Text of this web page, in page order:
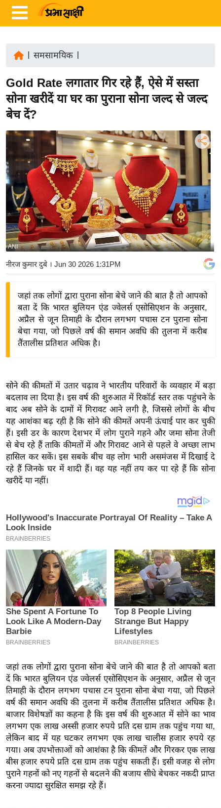
ज़ा
ख
ब
र
ष्ट्री
अं
त
र्रा
ष्ट्री
य
बि
ज़
ने
द्यो
वि
शे
ष
ज्ञ
रा
य
ब
ज
ट
ल
क्रि
के
ट
I
P
L
2
0
2
क्रा
इ
म
ई
-
पे
प
र
मि
सा
समसामयिक
Gold Rate लगातार गिर रहे हैं, ऐसे में सस्ता
सोना खरीदें या घर का पुराना सोना जल्द से जल्द
बेच दें?
ANI
नीरज कुमार दुबे । Jun 30 2026 1:31PM
जहां तक लोगों द्वारा पुराना सोना बेचे जाने की बात है तो आपको
बता दें कि भारत बुलियन एंड ज्वेलर्स एसोसिएशन के अनुसार,
अप्रैल से जून तिमाही के दौरान लगभग पचास टन पुराना सोना
बेचा गया, जो पिछले वर्ष की समान अवधि की तुलना में करीब
तैंतालीस प्रतिशत अधिक है।
सोने की कीमतों में उतार चढ़ाव ने भारतीय परिवारों के व्यवहार में बड़ा
बदलाव ला दिया है। इस वर्ष की शुरुआत में रिकॉर्ड स्तर तक पहुंचने के
बाद अब सोने के दामों में गिरावट आने लगी है, जिससे लोगों के बीच
यह आशंका बढ़ रही है कि सोने की कीमतें अपनी ऊंचाई पार कर चुकी
हैं। इसी डर के कारण देशभर में लोग पुराने गहने और जमा सोना तेजी
से बेच रहे हैं ताकि कीमतों में और गिरावट आने से पहले वे अच्छा लाभ
हासिल कर सकें। इस सबके बीच वह लोग भारी असमंजस में दिखाई दे
रहे हैं जिनके घर में शादी हैं। वह यह नहीं तय कर पा रहे हैं कि सोना
खरीदें या नहीं।
जहां तक लोगों द्वारा पुराना सोना बेचे जाने की बात है तो आपको बता
दें कि भारत बुलियन एंड ज्वेलर्स एसोसिएशन के अनुसार, अप्रैल से जून
तिमाही के दौरान लगभग पचास टन पुराना सोना बेचा गया, जो पिछले
वर्ष की समान अवधि की तुलना में करीब तैंतालीस प्रतिशत अधिक है।
बाजार विशेषज्ञों का कहना है कि इस वर्ष की शुरुआत में सोने का भाव
लगभग एक लाख अस्सी हजार रुपये प्रति दस ग्राम तक पहुंच गया था,
लेकिन बाद में यह घटकर लगभग एक लाख चालीस हजार रुपये रह
गया। अब उपभोक्ताओं को आशंका है कि कीमतें और गिरकर एक लाख
बीस हजार रुपये प्रति दस ग्राम तक पहुंच सकती हैं। इसी वजह से लोग
पुराने गहनों को नए गहनों से बदलने की बजाय सीधे बेचकर नकदी प्राप्त
करना ज्यादा सुरक्षित समझ रहे हैं।